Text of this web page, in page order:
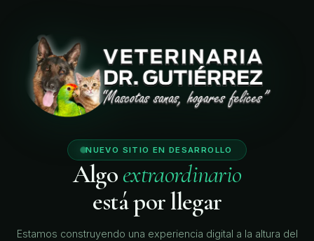
NUEVO SITIO EN DESARROLLO
Algoextraordinario
está por llegar
Estamos construyendo una experiencia digital a la altura del